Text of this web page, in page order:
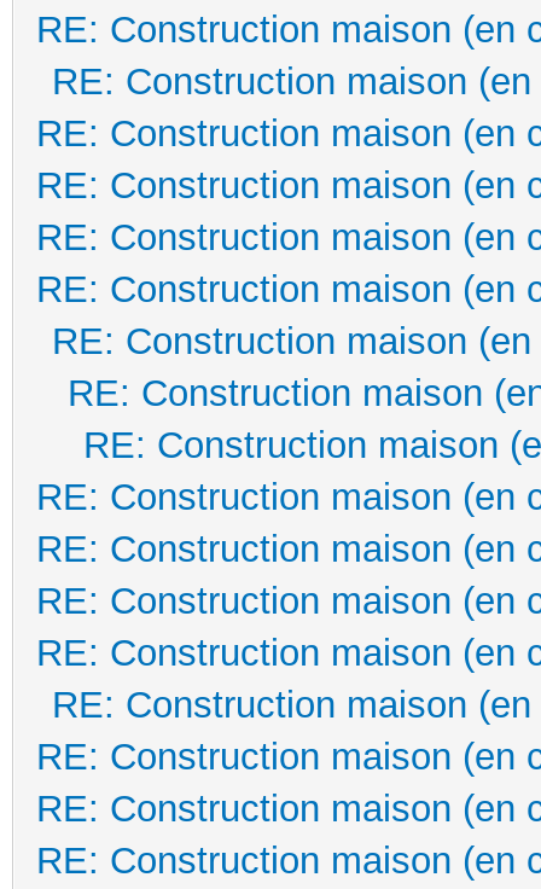
RE: Construction maison (en
RE: Construction maison
RE: Construction maison (en
RE: Construction maison (en
RE: Construction maison (en
RE: Construction maison (en
RE: Construction maison
RE: Construction maison
RE: Construction maison
RE: Construction maison (en
RE: Construction maison (en
RE: Construction maison (en
RE: Construction maison (en
RE: Construction maison
RE: Construction maison (en
RE: Construction maison (en
RE: Construction maison (en